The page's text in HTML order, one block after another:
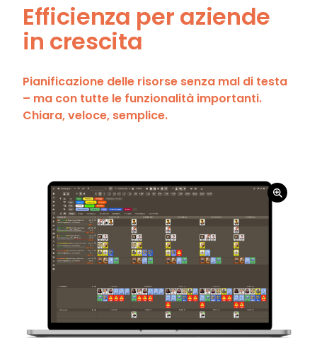
Efficienza per aziende
in crescita
Pianificazione delle risorse senza mal di testa
– ma con tutte le funzionalità importanti.
Chiara, veloce, semplice.